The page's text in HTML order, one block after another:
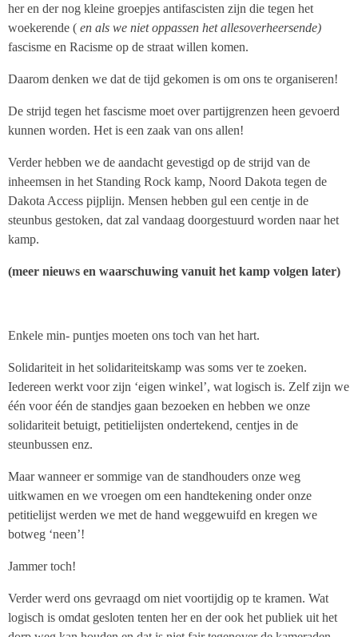
her en der nog kleine groepjes antifascisten zijn die tegen het
woekerende ( en als we niet oppassen het allesoverheersende)
fascisme en Racisme op de straat willen komen.
Daarom denken we dat de tijd gekomen is om ons te organiseren!
De strijd tegen het fascisme moet over partijgrenzen heen gevoerd
kunnen worden. Het is een zaak van ons allen!
Verder hebben we de aandacht gevestigd op de strijd van de
inheemsen in het Standing Rock kamp, Noord Dakota tegen de
Dakota Access pijplijn. Mensen hebben gul een centje in de
steunbus gestoken, dat zal vandaag doorgestuurd worden naar het
kamp.
(meer nieuws en waarschuwing vanuit het kamp volgen later)
Enkele min- puntjes moeten ons toch van het hart.
Solidariteit in het solidariteitskamp was soms ver te zoeken.
Iedereen werkt voor zijn ‘eigen winkel’, wat logisch is. Zelf zijn we
één voor één de standjes gaan bezoeken en hebben we onze
solidariteit betuigt, petitielijsten ondertekend, centjes in de
steunbussen enz.
Maar wanneer er sommige van de standhouders onze weg
uitkwamen en we vroegen om een handtekening onder onze
petitielijst werden we met de hand weggewuifd en kregen we
botweg ‘neen’!
Jammer toch!
Verder werd ons gevraagd om niet voortijdig op te kramen. Wat
logisch is omdat gesloten tenten her en der ook het publiek uit het